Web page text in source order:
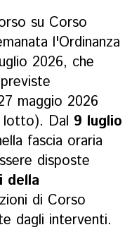
su Corso
l'Ordinanza
2026, che
maggio 2026
lotto). Dal 9 luglio
fascia oraria
disposte
della
di Corso
dagli interventi.